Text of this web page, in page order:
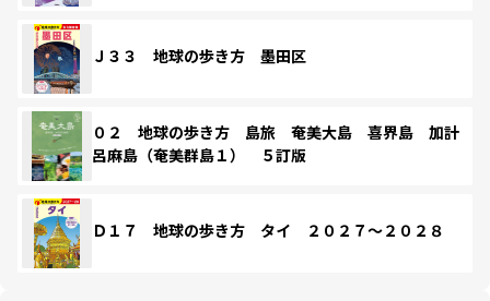
Ｊ３３ 地球の歩き方 墨田区
０２ 地球の歩き方 島旅 奄美大島 喜界島 加計
呂麻島（奄美群島１） ５訂版
Ｄ１７ 地球の歩き方 タイ ２０２７～２０２８